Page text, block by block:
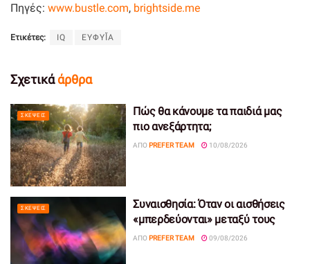
Πηγές: www.bustle.com, brightside.me
Ετικέτες: IQ ΕΥΦΥΪ́Α
Σχετικάάρθρα
ΣΚΈΨΕΙΣ
Πώς θα κάνουμε τα παιδιά μας
πιο ανεξάρτητα;
ΑΠΌ PREFER TEAM 10/08/2026
ΣΚΈΨΕΙΣ
Συναισθησία: Όταν οι αισθήσεις
«μπερδεύονται» μεταξύ τους
ΑΠΌ PREFER TEAM 09/08/2026